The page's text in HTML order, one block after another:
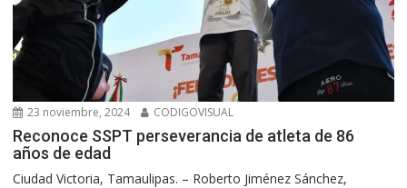
23 noviembre, 2024 CODIGOVISUAL
Reconoce SSPT perseverancia de atleta de 86
años de edad
Ciudad Victoria, Tamaulipas. – Roberto Jiménez Sánchez,